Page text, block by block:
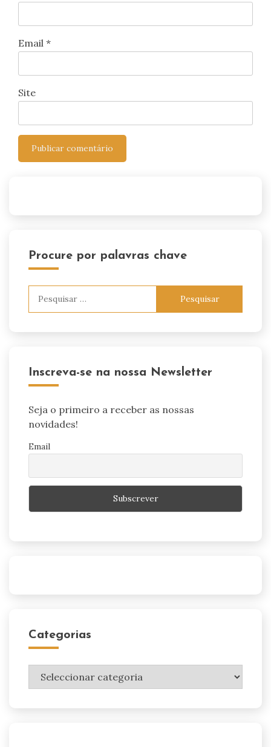
Email *
Site
Procure por palavras chave
Inscreva-se na nossa Newsletter
Seja o primeiro a receber as nossas
novidades!
Email
Categorias
Categorias